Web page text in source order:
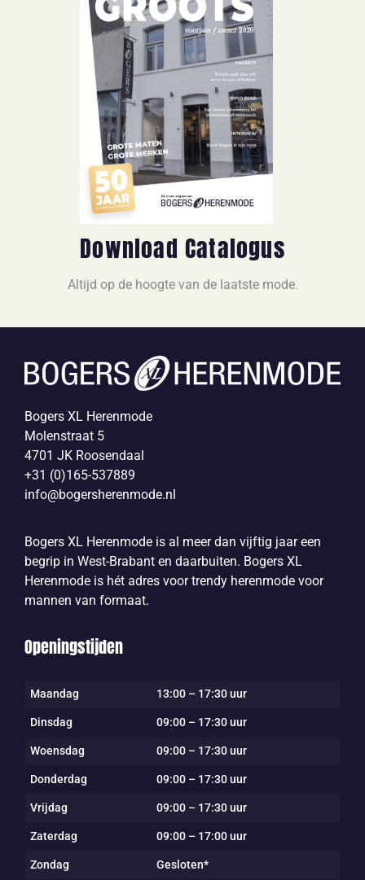
Download Catalogus
Altijd op de hoogte van de laatste mode.
Bogers XL Herenmode
Molenstraat 5
4701 JK Roosendaal
+31 (0)165-537889
info@bogersherenmode.nl
Bogers XL Herenmode is al meer dan vijftig jaar een
begrip in West-Brabant en daarbuiten. Bogers XL
Herenmode is hét adres voor trendy herenmode voor
mannen van formaat.
Openingstijden
Maandag 13:00 – 17:30 uur
Dinsdag 09:00 – 17:30 uur
Woensdag 09:00 – 17:30 uur
Donderdag 09:00 – 17:30 uur
Vrijdag 09:00 – 17:30 uur
Zaterdag 09:00 – 17:00 uur
Zondag Gesloten*